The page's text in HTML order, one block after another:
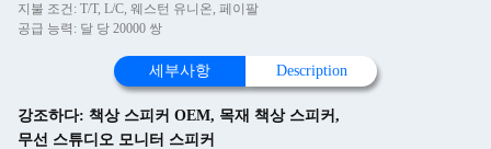
지불 조건: T/T, L/C, 웨스턴 유니온, 페이팔
공급 능력: 달 당 20000 쌍
세부사항 Description
강조하다: 책상 스피커 OEM, 목재 책상 스피커 ,
무선 스튜디오 모니터 스피커